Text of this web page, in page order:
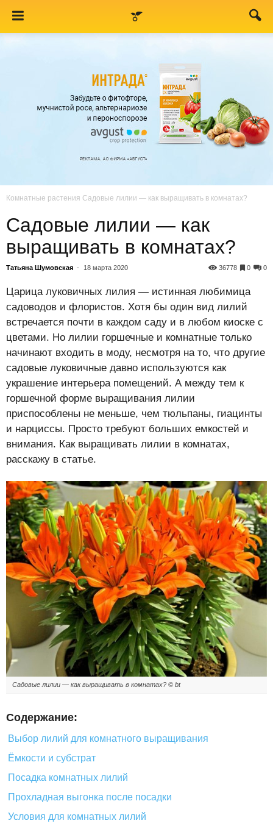
Комнатные растения Садовые лилии — как выращивать в комнатах?
Садовые лилии — как
выращивать в комнатах?
Татьяна Шумовская - 18 марта 2020 0
0
36778
Царица луковичных лилия — истинная любимица
садоводов и флористов. Хотя бы один вид лилий
встречается почти в каждом саду и в любом киоске с
цветами. Но лилии горшечные и комнатные только
начинают входить в моду, несмотря на то, что другие
садовые луковичные давно используются как
украшение интерьера помещений. А между тем к
горшечной форме выращивания лилии
приспособлены не меньше, чем тюльпаны, гиацинты
и нарциссы. Просто требуют больших емкостей и
внимания. Как выращивать лилии в комнатах,
расскажу в статье.
Садовые лилии — как выращивать в комнатах? © bt
Содержание:
Выбор лилий для комнатного выращивания
Ёмкости и субстрат
Посадка комнатных лилий
Прохладная выгонка после посадки
Условия для комнатных лилий